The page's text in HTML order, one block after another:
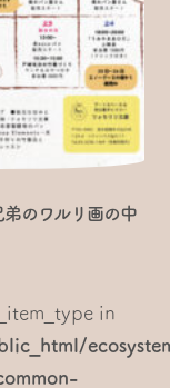
のワルリ画の中
in